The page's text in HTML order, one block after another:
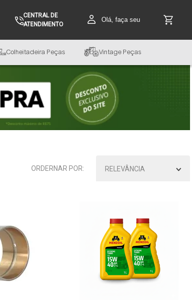
CENTRAL DE
ATENDIMENTO
Olá, faça seu
Colheitadeira Peças Vintage Peças
RELEVÂNCIA